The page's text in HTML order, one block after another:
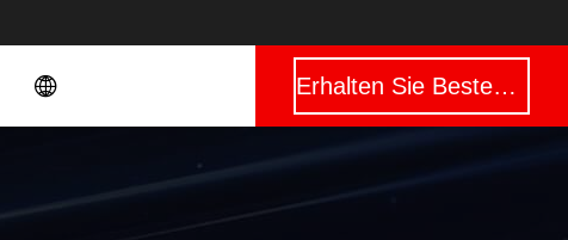
Erhalten Sie Besten Preis